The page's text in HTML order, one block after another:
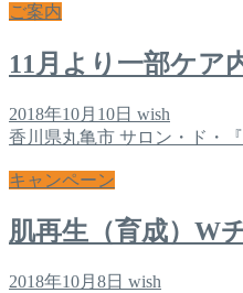
ご案内
11月より一部ケア
2018年10月10日 wish
香川県丸亀市 サロン・ド・
キャンペーン
肌再生（育成）W
2018年10月8日 wish